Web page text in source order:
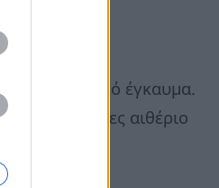
ηλιακό έγκαυμα.
10 σταγόνες αιθέριο